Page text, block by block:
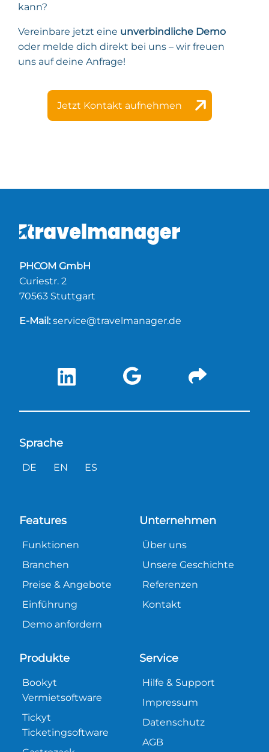
kann?
Vereinbare jetzt eine unverbindliche Demo
oder melde dich direkt bei uns – wir freuen
uns auf deine Anfrage!
Jetzt Kontakt aufnehmen
PHCOM GmbH
Curiestr. 2
70563 Stuttgart
E-Mail: service@travelmanager.de
Sprache
DE EN ES
Features
Funktionen
Branchen
Preise & Angebote
Einführung
Demo anfordern
Unternehmen
Über uns
Unsere Geschichte
Referenzen
Kontakt
Produkte
Bookyt
Vermietsoftware
Tickyt
Ticketingsoftware
Service
Hilfe & Support
Impressum
Datenschutz
AGB